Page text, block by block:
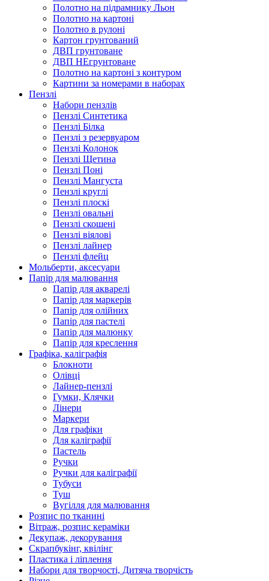
Полотно на підрамнику Льон
Полотно на картоні
Полотно в рулоні
Картон грунтований
ДВП грунтоване
ДВП НЕгрунтоване
Полотно на картоні з контуром
Картини за номерами в наборах
Пензлі
Набори пензлів
Пензлі Синтетика
Пензлі Білка
Пензлі з резервуаром
Пензлі Колонок
Пензлі Щетина
Пензлі Поні
Пензлі Мангуста
Пензлі круглі
Пензлі плоскі
Пензлі овальні
Пензлі скошені
Пензлі віялові
Пензлі лайнер
Пензлі флейц
Мольберти, аксесуари
Папір для малювання
Папір для акварелі
Папір для маркерів
Папір для олійних
Папір для пастелі
Папір для малюнку
Папір для креслення
Графіка, каліграфія
Блокноти
Олівці
Лайнер-пензлі
Гумки, Клячки
Лінери
Маркери
Для графіки
Для каліграфії
Пастель
Ручки
Ручки для каліграфії
Тубуси
Туш
Вугілля для малювання
Розпис по тканині
Вітраж, розпис кераміки
Декупаж, декорування
Скрапбукінг, квілінг
Пластика і ліплення
Набори для творчості, Дитяча творчість